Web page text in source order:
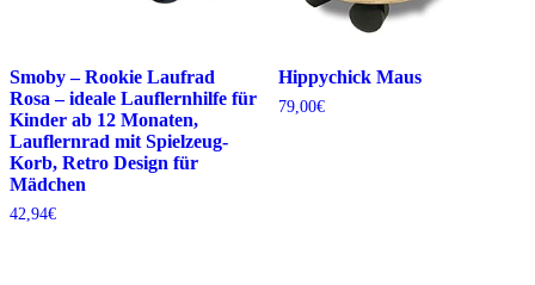
Smoby – Rookie Laufrad
Rosa – ideale Lauflernhilfe für
Kinder ab 12 Monaten,
Lauflernrad mit Spielzeug-
Korb, Retro Design für
Mädchen
42,94€
Hippychick Maus
79,00€